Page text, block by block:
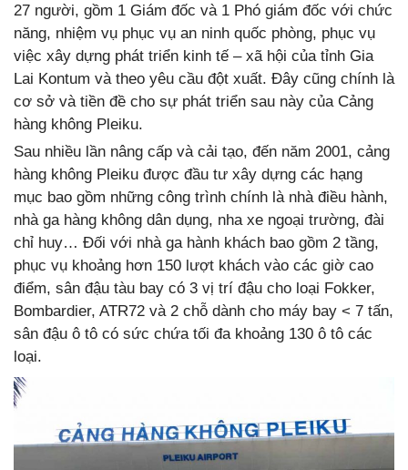
27 người, gồm 1 Giám đốc và 1 Phó giám đốc với chức
năng, nhiệm vụ phục vụ an ninh quốc phòng, phục vụ
việc xây dựng phát triển kinh tế – xã hội của tỉnh Gia
Lai Kontum và theo yêu cầu đột xuất. Đây cũng chính là
cơ sở và tiền đề cho sự phát triển sau này của Cảng
hàng không Pleiku.
Sau nhiều lần nâng cấp và cải tạo, đến năm 2001, cảng
hàng không Pleiku được đầu tư xây dựng các hạng
mục bao gồm những công trình chính là nhà điều hành,
nhà ga hàng không dân dụng, nha xe ngoại trường, đài
chỉ huy… Đối với nhà ga hành khách bao gồm 2 tầng,
phục vụ khoảng hơn 150 lượt khách vào các giờ cao
điểm, sân đậu tàu bay có 3 vị trí đậu cho loại Fokker,
Bombardier, ATR72 và 2 chỗ dành cho máy bay < 7 tấn,
sân đậu ô tô có sức chứa tối đa khoảng 130 ô tô các
loại.